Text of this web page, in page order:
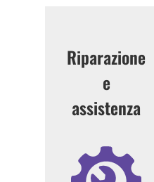
Riparazione
e
assistenza